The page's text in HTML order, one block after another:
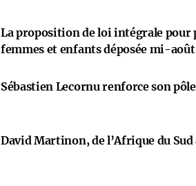
La proposition de loi intégrale pour
femmes et enfants déposée mi-août
Sébastien Lecornu renforce son
David Martinon, de l’Afrique du Sud